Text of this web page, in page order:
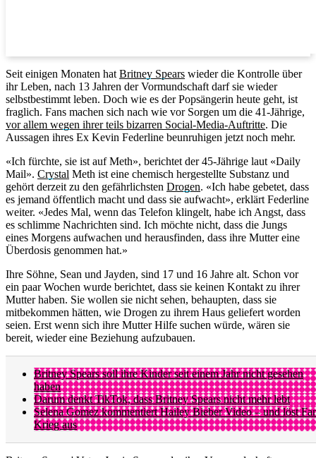
Seit einigen Monaten hat Britney Spears wieder die Kontrolle über
ihr Leben, nach 13 Jahren der Vormundschaft darf sie wieder
selbstbestimmt leben. Doch wie es der Popsängerin heute geht, ist
fraglich. Fans machen sich nach wie vor Sorgen um die 41-Jährige,
vor allem wegen ihrer teils bizarren Social-Media-Auftritte. Die
Aussagen ihres Ex Kevin Federline beunruhigen jetzt noch mehr.
«Ich fürchte, sie ist auf Meth», berichtet der 45-Jährige laut «Daily
Mail». Crystal Meth ist eine chemisch hergestellte Substanz und
gehört derzeit zu den gefährlichsten Drogen. «Ich habe gebetet, dass
es jemand öffentlich macht und dass sie aufwacht», erklärt Federline
weiter. «Jedes Mal, wenn das Telefon klingelt, habe ich Angst, dass
es schlimme Nachrichten sind. Ich möchte nicht, dass die Jungs
eines Morgens aufwachen und herausfinden, dass ihre Mutter eine
Überdosis genommen hat.»
Ihre Söhne, Sean und Jayden, sind 17 und 16 Jahre alt. Schon vor
ein paar Wochen wurde berichtet, dass sie keinen Kontakt zu ihrer
Mutter haben. Sie wollen sie nicht sehen, behaupten, dass sie
mitbekommen hätten, wie Drogen zu ihrem Haus geliefert worden
seien. Erst wenn sich ihre Mutter Hilfe suchen würde, wären sie
bereit, wieder eine Beziehung aufzubauen.
Britney Spears soll ihre Kinder seit einem Jahr nicht gesehen
haben
Darum denkt TikTok, dass Britney Spears nicht mehr lebt
Selena Gomez kommentiert Hailey Bieber Video – und löst
Krieg aus